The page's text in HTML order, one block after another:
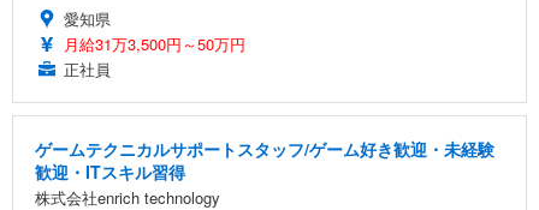
愛知県
月給31万3,500円～50万円
正社員
ゲームテクニカルサポートスタッフ/ゲーム好き歓迎・未経験
歓迎・ITスキル習得
株式会社enrich technology